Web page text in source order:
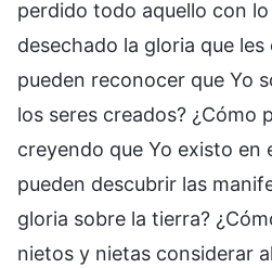
perdido todo aquello con
desechado la gloria que
pueden reconocer que Yo
los seres creados? ¿Cómo
creyendo que Yo existo en
pueden descubrir las
gloria sobre la tierra?
nietos y nietas considerar